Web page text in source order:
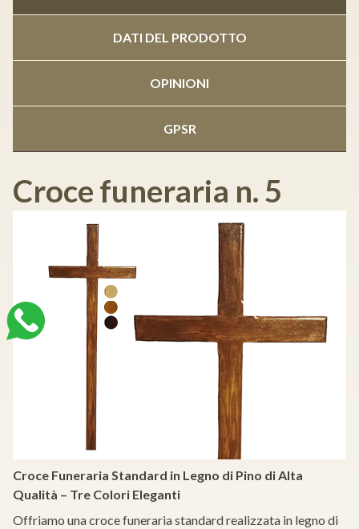
DATI DEL PRODOTTO
OPINIONI
GPSR
Croce funeraria n. 5
Croce Funeraria Standard in Legno di Pino di Alta
Qualità – Tre Colori Eleganti
Offriamo una croce funeraria standard realizzata in legno di